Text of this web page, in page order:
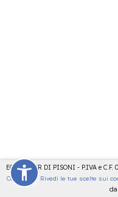
ECOCENTER DI PISONI - P.IVA e C.F.
Cookies
- Rivedi le tue scelte sui
da